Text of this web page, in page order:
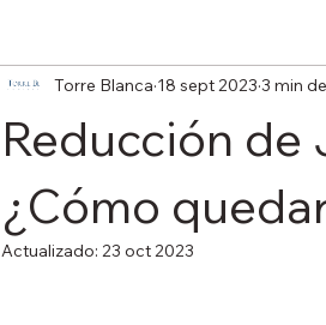
Reducción de
¿Cómo
Torre Blanca 18 sept 2023 3 min
Actualizado: 23 oct 2023